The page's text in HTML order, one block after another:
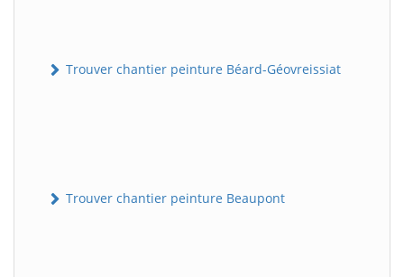
Trouver chantier peinture Béard-Géovreissiat
Trouver chantier peinture Beaupont